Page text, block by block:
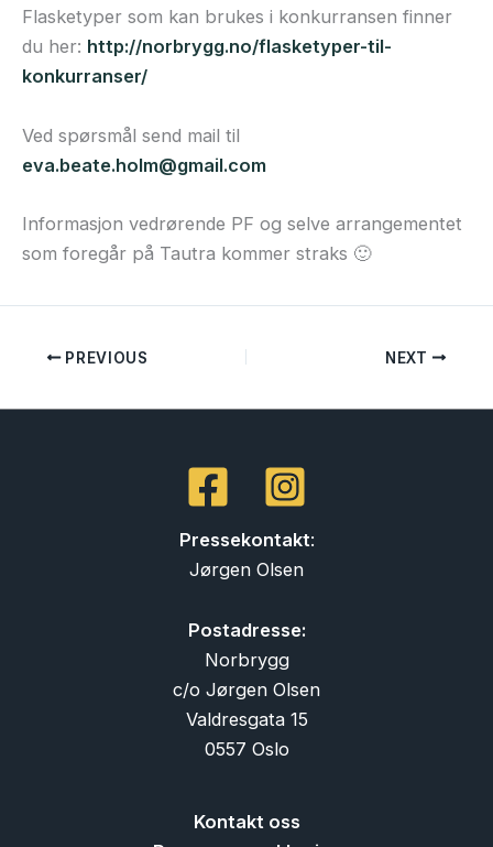
Flasketyper som kan brukes i konkurransen finner
du her: http://norbrygg.no/flasketyper-til-
konkurranser/
Ved spørsmål send mail til
eva.beate.holm@gmail.com
Informasjon vedrørende PF og selve arrangementet
som foregår på Tautra kommer straks 🙂
PREVIOUS NEXT
Pressekontakt:
Jørgen Olsen
Postadresse:
Norbrygg
c/o Jørgen Olsen
Valdresgata 15
0557 Oslo
Kontakt oss